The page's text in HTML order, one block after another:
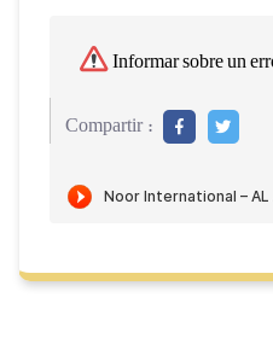
Informar sobre un
Compartir :